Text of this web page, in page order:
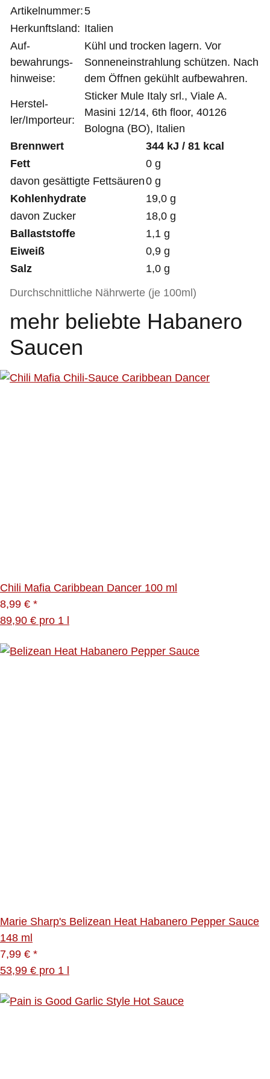
Artikelnummer:5
Herkunftsland: Italien
Auf­
bewahrungs­
hinweise:
Kühl und trocken lagern. Vor
Sonnen­einstrahlung schützen. Nach
dem Öffnen gekühlt aufbewahren.
Her­stel­
ler/Import­eur:
Sticker Mule Italy srl., Viale A.
Masini 12/14, 6th floor, 40126
Bologna (BO), Italien
Durchschnittliche Nährwerte (je 100ml)
Brennwert
344 kJ / 81 kcal
Fett
0 g
davon gesättigte Fettsäuren0 g
Kohlenhydrate
19,0 g
davon Zucker
18,0 g
Ballaststoffe
1,1 g
Eiweiß
0,9 g
Salz
1,0 g
mehr beliebte Habanero
Saucen
Chili Mafia Caribbean Dancer 100 ml
8,99 € *
89,90 € pro 1 l
Marie Sharp's Belizean Heat Habanero Pepper Sauce
148 ml
7,99 € *
53,99 € pro 1 l